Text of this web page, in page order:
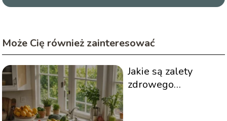
Może Cię również zainteresować
Jakie są zalety
zdrowego